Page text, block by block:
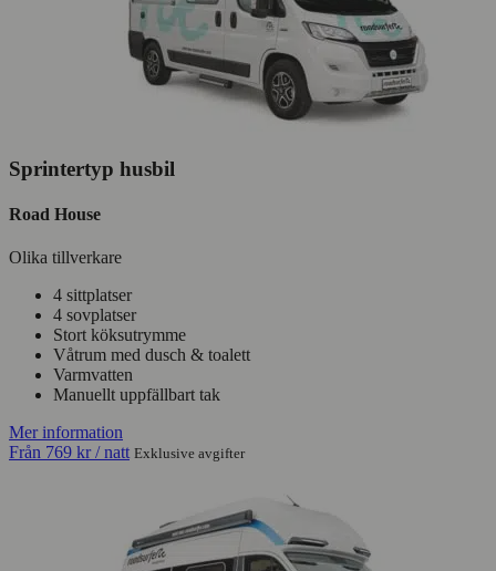
Sprintertyp husbil
Road House
Olika tillverkare
4 sittplatser
4 sovplatser
Stort köksutrymme
Våtrum med dusch & toalett
Varmvatten
Manuellt uppfällbart tak
Mer information
Från 769 kr / natt Exklusive avgifter